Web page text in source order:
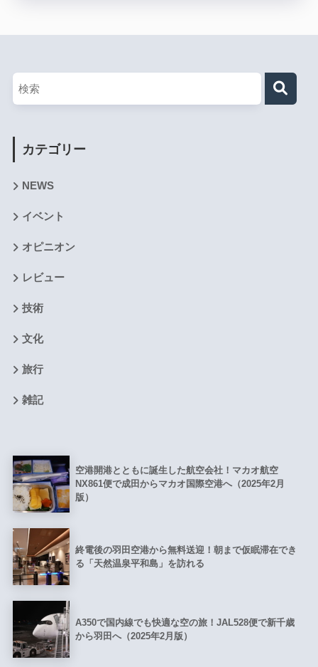
カテゴリー
NEWS
イベント
オピニオン
レビュー
技術
文化
旅行
雑記
空港開港とともに誕生した航空会社！マカオ航空
NX861便で成田からマカオ国際空港へ（2025年2月
版）
終電後の羽田空港から無料送迎！朝まで仮眠滞在でき
る「天然温泉平和島」を訪れる
A350で国内線でも快適な空の旅！JAL528便で新千歳
から羽田へ（2025年2月版）